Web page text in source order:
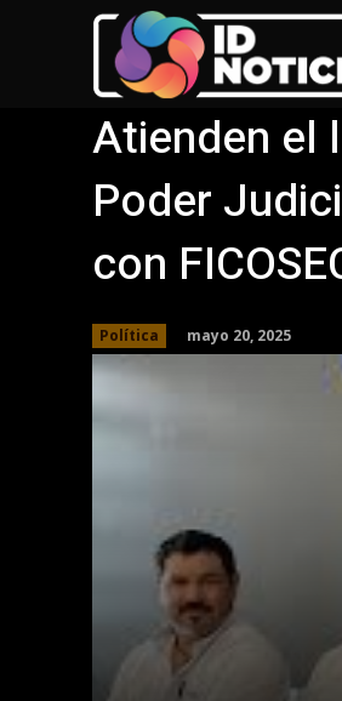
Atienden el
Poder
con
Política mayo 20, 2025